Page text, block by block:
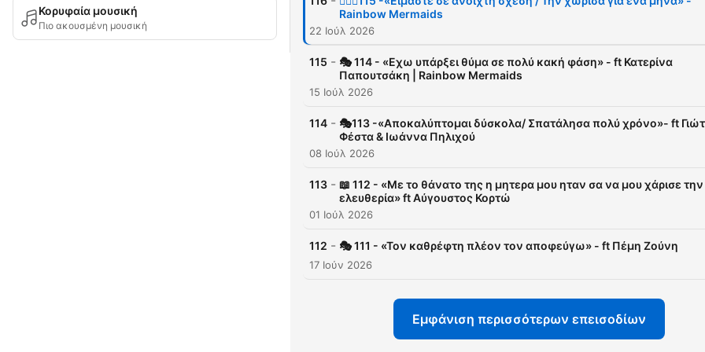
Κορυφαία μουσική
Πιο ακουσμένη μουσική
Rainbow Mermaids
22 Ιούλ 2026
115 - 🎭 114 - «Εχω υπάρξει θύμα σε πολύ κακή φάση» - ft Κατερίνα
Παπουτσάκη | Rainbow Mermaids
15 Ιούλ 2026
114 - 🎭113 -«Αποκαλύπτομαι δύσκολα/ Σπατάλησα πολύ χρόνο»- ft
Φέστα & Ιωάννα Πηλιχού
08 Ιούλ 2026
113 - 📖 112 - «Με το θάνατο της η μητερα μου ηταν σα να μου χάρισε την
ελευθερία» ft Αύγουστος Κορτώ
01 Ιούλ 2026
112 - 🎭 111 - «Τον καθρέφτη πλέον τον αποφεύγω» - ft Πέμη Ζούνη
17 Ιούν 2026
Εμφάνιση περισσότερων επεισοδίων